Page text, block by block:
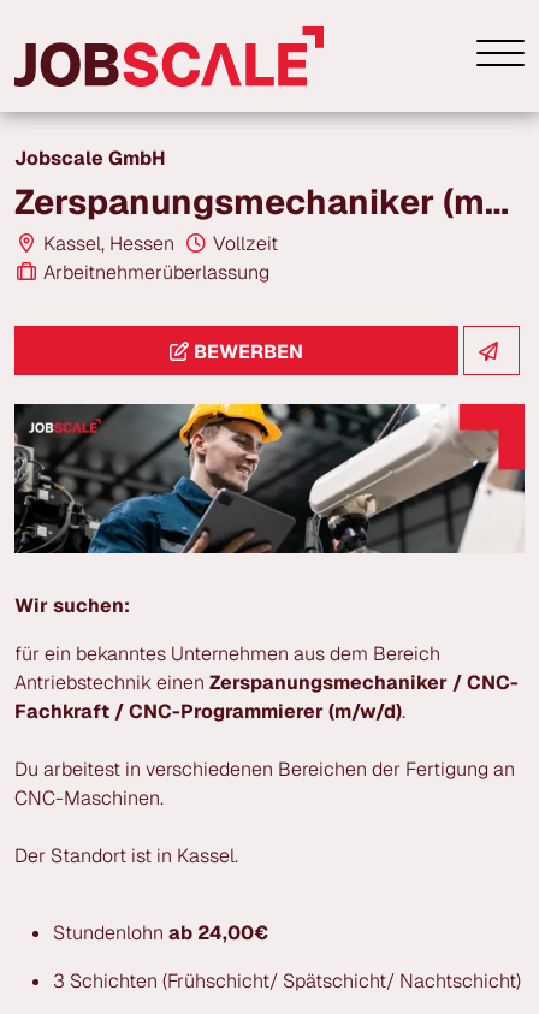
Jobscale GmbH
Zerspanungsmechaniker (m/w/d) | ab 24,00 € | Kasssel
Kassel, Hessen
Vollzeit
Arbeitnehmerüberlassung
BEWERBEN
Wir suchen:
für ein bekanntes Unternehmen aus dem Bereich
Antriebstechnik einen Zerspanungsmechaniker / CNC-
Fachkraft / CNC-Programmierer (m/w/d).
Du arbeitest in verschiedenen Bereichen der Fertigung an
CNC-Maschinen.
Der Standort ist in Kassel.
Stundenlohn ab 24,00€
3 Schichten (Frühschicht/ Spätschicht/ Nachtschicht)